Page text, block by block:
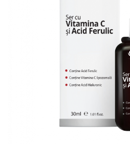
Creme Emoliente
Produse pentru pete pigmentare